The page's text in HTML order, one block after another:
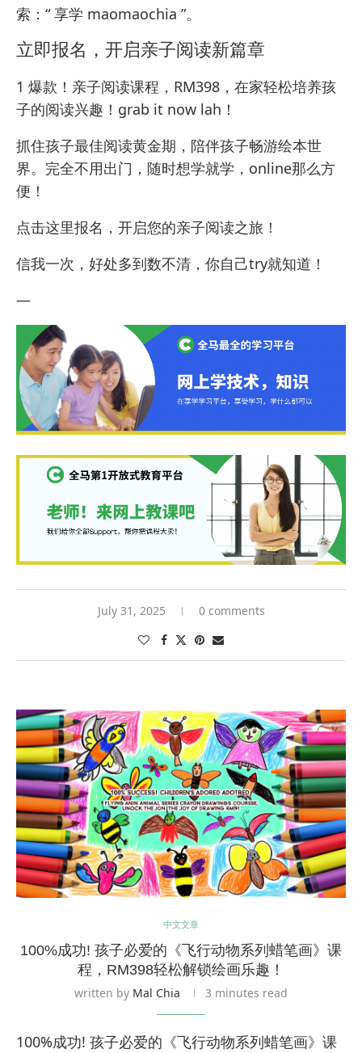
索：“享学 maomaochia ”。
立即报名，开启亲子阅读新篇章
1 爆款！亲子阅读课程，RM398，在家轻松培养孩
子的阅读兴趣！grab it now lah！
抓住孩子最佳阅读黄金期，陪伴孩子畅游绘本世
界。完全不用出门，随时想学就学，online那么方
便！
点击这里报名 ，开启您的亲子阅读之旅！
信我一次，好处多到数不清，你自己try就知道！
—
July 31, 2025 0 comments
中文文章
100%成功! 孩子必爱的《飞行动物系列蜡笔画》课
程，RM398轻松解锁绘画乐趣！
written by Mal Chia 3 minutes read
100%成功! 孩子必爱的《飞行动物系列蜡笔画》课